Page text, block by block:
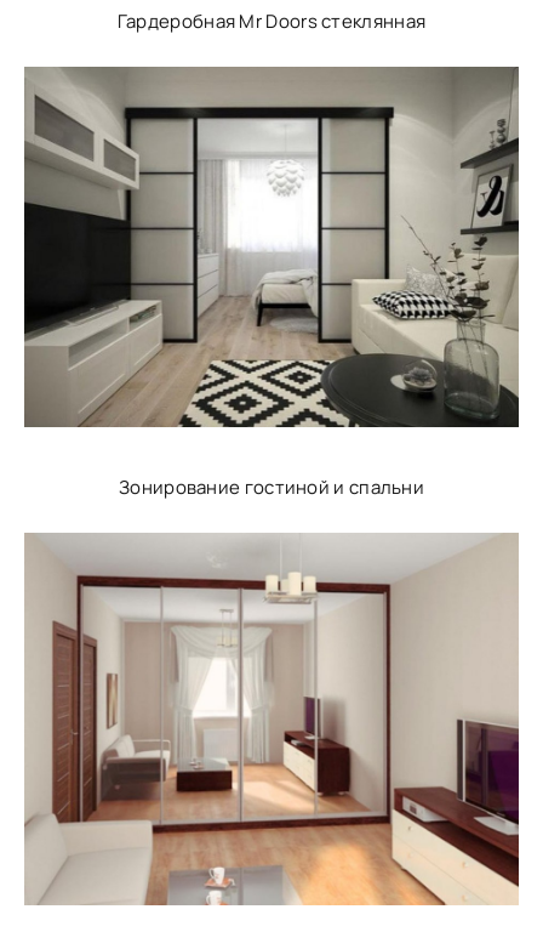
Гардеробная Mr Doors стеклянная
Зонирование гостиной и спальни